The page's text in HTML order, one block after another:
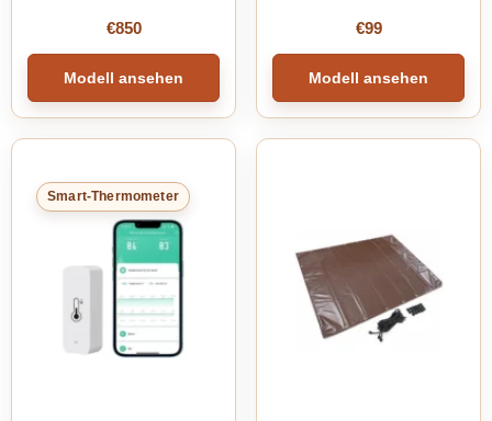
€850
Modell ansehen
€99
Modell ansehen
Smart-Thermometer